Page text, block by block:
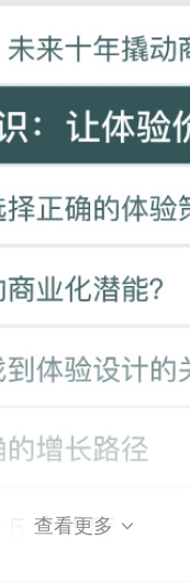
查看更多 